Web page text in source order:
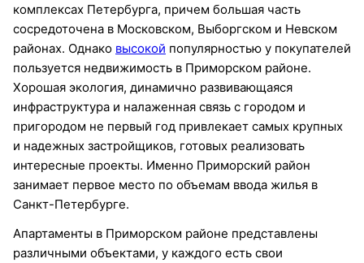
комплексах Петербурга, причем большая часть
сосредоточена в Московском, Выборгском и Невском
районах. Однако высокой популярностью у покупателей
пользуется недвижимость в Приморском районе.
Хорошая экология, динамично развивающаяся
инфраструктура и налаженная связь с городом и
пригородом не первый год привлекает самых крупных
и надежных застройщиков, готовых реализовать
интересные проекты. Именно Приморский район
занимает первое место по объемам ввода жилья в
Санкт-Петербурге.
Апартаменты в Приморском районе представлены
различными объектами, у каждого есть свои